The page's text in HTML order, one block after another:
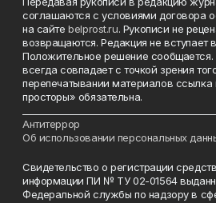
соглашаются с условиями договора
на сайтеbelprost.ru. Рукописи не
возвращаются. Редакция не вступает
Положительное решение
всегда совпадает с точкой зрения
перепечатывании материалов ссылка
просторы» обязательна.
Антитеррор
Об использовании персональных
Свидетельство о регистрации
информации ПИ № ТУ 02-01564
Федеральной службы по надзору в